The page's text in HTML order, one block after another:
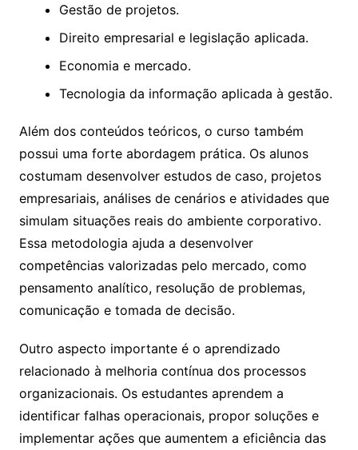
Gestão de projetos.
Direito empresarial e legislação aplicada.
Economia e mercado.
Tecnologia da informação aplicada à gestão.
Além dos conteúdos teóricos, o curso também
possui uma forte abordagem prática. Os alunos
costumam desenvolver estudos de caso, projetos
empresariais, análises de cenários e atividades que
simulam situações reais do ambiente corporativo.
Essa metodologia ajuda a desenvolver
competências valorizadas pelo mercado, como
pensamento analítico, resolução de problemas,
comunicação e tomada de decisão.
Outro aspecto importante é o aprendizado
relacionado à melhoria contínua dos processos
organizacionais. Os estudantes aprendem a
identificar falhas operacionais, propor soluções e
implementar ações que aumentem a eficiência das